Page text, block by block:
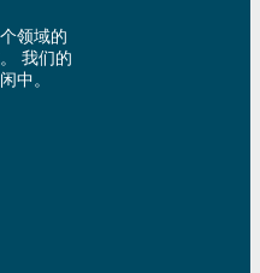
领域的
我们的
中。